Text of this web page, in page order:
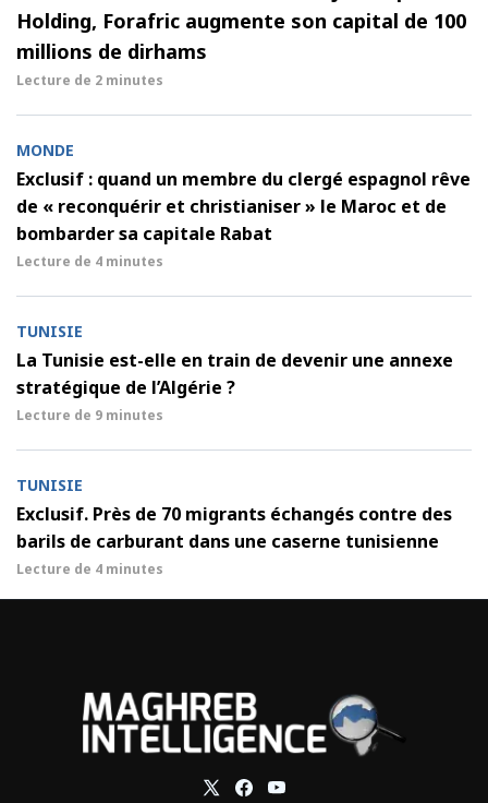
Holding, Forafric augmente son capital de 100
millions de dirhams
Lecture de 2 minutes
MONDE
Exclusif : quand un membre du clergé espagnol rêve
de « reconquérir et christianiser » le Maroc et de
bombarder sa capitale Rabat
Lecture de 4 minutes
TUNISIE
La Tunisie est-elle en train de devenir une annexe
stratégique de l’Algérie ?
Lecture de 9 minutes
TUNISIE
Exclusif. Près de 70 migrants échangés contre des
barils de carburant dans une caserne tunisienne
Lecture de 4 minutes